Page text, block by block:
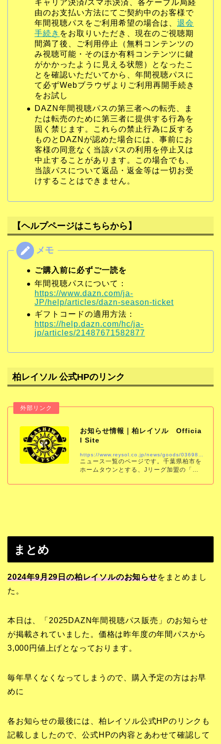
キャリア決済/スマホ決済、各ケーブル局経
由のお支払い方法にてご契約中のお客様で
年間視聴パスをご利用希望の場合は、 退会
手続き をお取りいただき、現在のご視聴期
間満了後、ご利用停止（無料コンテンツの
み視聴可能・そのほか有料コンテンツに鍵
がかかったように見える状態）となったこ
とを確認いただいてから、年間視聴パスに
て必ずWebブラウザよりご利用再開手続き
をお試し
DAZN年間視聴パスの第三者への転売、ま
たは転売のために第三者に提供する行為を
固く禁じます。これらの禁止行為に反する
ものとDAZNが認めた場合には、事前にお
客様の同意なく当該パスの利用を停止又は
中止することがあります。この場合でも、
当該パスについて返品・返金等は一切お受
けすることはできません。
【ヘルプページはこちらから】
ご購入前に必ずご一読を
年間視聴パスについて：
https://www.dazn.com/ja-
JP/help/articles/dazn-season-ticket
ギフトコードの適用方法：
https://help.dazn.com/hc/ja-
jp/articles/21487671582877
柏レイソル 公式HPのリンク
お知らせ情報｜柏レイソル Officia
l Site
https://www.reysol.co.jp/news/goods/036987.html
ニュース一覧のページです。千葉県柏市を
ホームタウンとする、Jリーグ加盟の「柏
スケジュール、チケット、チーム情報をい
まとめ
2024年9月29日の柏レイソルのお知らせをまとめまし
た。
本日は、「2025DAZN年間視聴パス販売」のお知らせ
が掲載されていました。価格は昨年度の年間パスから
3,000円値上げとなっております。
毎年早くなくなってしまうので、購入予定の方はお早
めに
各お知らせの最後には、柏レイソル公式HPのリンクも
記載しましたので、公式HPの内容とあわせて確認して